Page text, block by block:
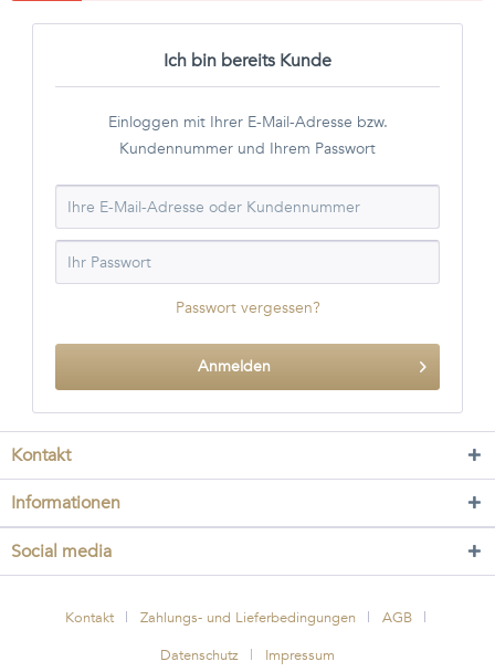
Ich bin bereits Kunde
Einloggen mit Ihrer E-Mail-Adresse bzw.
Kundennummer und Ihrem Passwort
Passwort vergessen?
Anmelden
Kontakt
Informationen
Social media
Kontakt Zahlungs- und Lieferbedingungen
AGB
Datenschutz
Impressum